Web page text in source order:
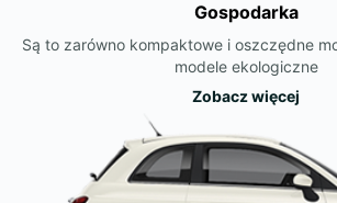
Gospodarka
Są to zarówno kompaktowe i oszczędne
modele ekologiczne
Zobacz więcej